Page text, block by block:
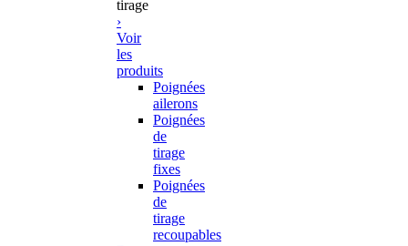
tirage
›
Voir
les
produits
Poignées
ailerons
Poignées
de
tirage
fixes
Poignées
de
tirage
recoupables